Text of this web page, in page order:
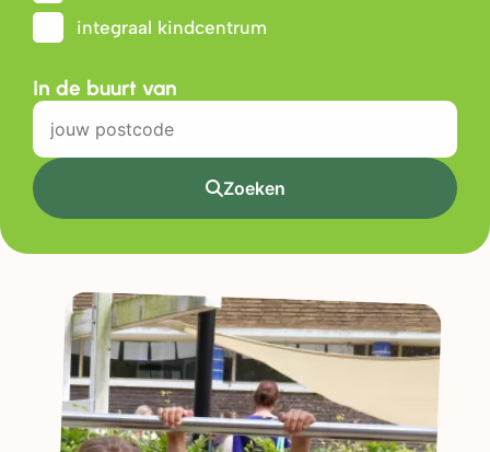
integraal kindcentrum
In de buurt van
Zoeken